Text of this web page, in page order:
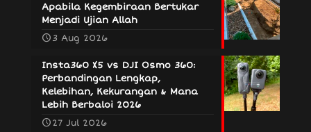
Apabila Kegembiraan Bertukar
Menjadi Ujian Allah
3 Aug 2026
Insta360 X5 vs DJI Osmo 360:
Perbandingan Lengkap,
Kelebihan, Kekurangan & Mana
Lebih Berbaloi 2026
27 Jul 2026